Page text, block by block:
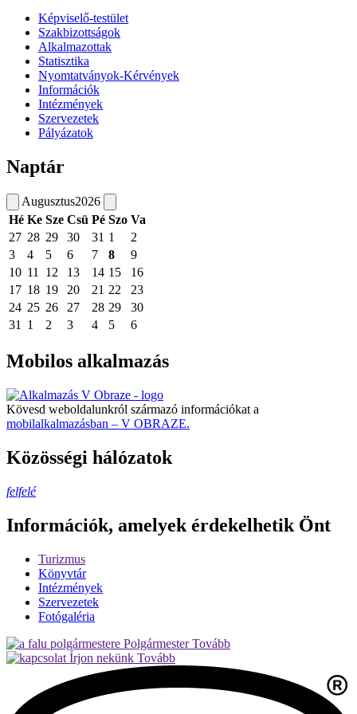
Képviselő-testület
Szakbizottságok
Alkalmazottak
Statisztika
Nyomtatványok-Kérvények
Információk
Intézmények
Szervezetek
Pályázatok
Naptár
Augusztus2026
Hé Ke Sze Csü Pé Szo Va
27 28 29 30 31 1
2
3
4 5 6 7 8
9
10 11 12 13 14 15
16
17 18 19 20 21 22
23
24 25 26 27 28 29
30
31
1 2 3 4 5 6
Mobilos alkalmazás
Kövesd weboldalunkról származó információkat a
mobilalkalmazásban – V OBRAZE.
Közösségi hálózatok
felfelé
Információk, amelyek érdekelhetik Önt
Turizmus
Könyvtár
Intézmények
Szervezetek
Fotógaléria
Polgármester Tovább
Írjon nekünk Tovább